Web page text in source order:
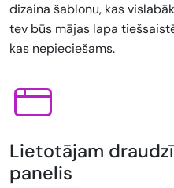
dizaina šablonu, kas
tev būs mājas lapa
kas nepieciešams.
Lietotājam
panelis